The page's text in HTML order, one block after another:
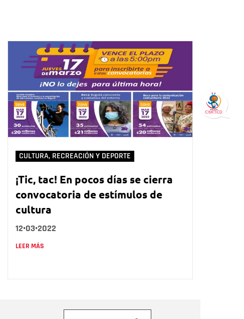
CULTURA, RECREACIÓN Y DEPORTE
¡Tic, tac! En pocos días se cierra
convocatoria de estímulos de
cultura
12•03•2022
LEER MÁS